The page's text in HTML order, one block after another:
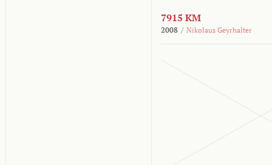
7915 KM
2008 / Nikolaus Geyrhalter